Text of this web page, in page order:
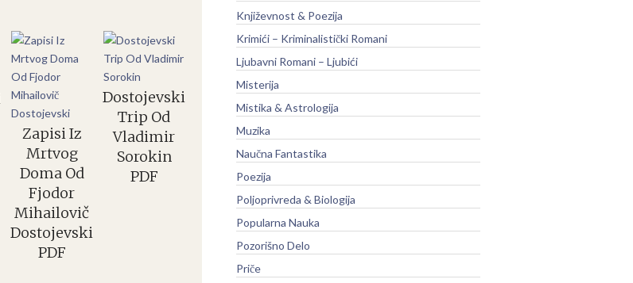
Zapisi Iz
Mrtvog
Doma Od
Fjodor
Mihailovič
Dostojevski
PDF
Dostojevski
Trip Od
Vladimir
Sorokin
PDF
Književnost & Poezija
Krimići – Kriminalistički Romani
Ljubavni Romani – Ljubići
Misterija
Mistika & Astrologija
Muzika
Naučna Fantastika
Poezija
Poljoprivreda & Biologija
Popularna Nauka
Pozorišno Delo
Priče